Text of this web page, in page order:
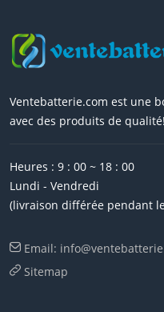
Ventebatterie.com est une
avec des produits de qualité!
Heures : 9 : 00 ~ 18 : 00
Lundi - Vendredi
(livraison différée pendant
Email:
Sitemap